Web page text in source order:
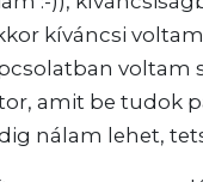
kíváncsi
amit be
nálam lehet,